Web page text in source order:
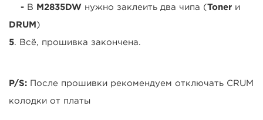
- В M2835DW нужно заклеить два чипа (Toner и
DRUM )
5. Всё, прошивка закончена.
P/S: После прошивки рекомендуем отключать CRUM
колодки от платы